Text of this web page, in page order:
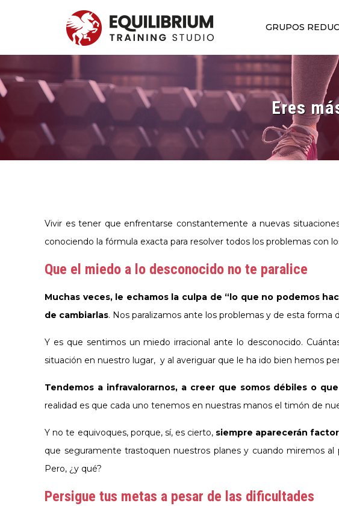
GRUPOS
Eres
Vivir es tener que enfrentarse constantemente a nuevas
conociendo la fórmula exacta para resolver todos los problemas con
Que el miedo a lo desconocido no te paralice
Muchas veces, le echamos la culpa de “lo que no podemos
de cambiarlas. Nos paralizamos ante los problemas y de esta
Y es que sentimos un miedo irracional ante lo desconocido.
situación en nuestro lugar, y al averiguar que le ha ido bien hemos
Tendemos a infravalorarnos, a creer que somos débiles o
realidad es que cada uno tenemos en nuestras manos el timón de
Y no te equivoques, porque, sí, es cierto,siempre aparecerán
que seguramente trastoquen nuestros planes y cuando miremos
Pero, ¿y qué?
Persigue tus metas a pesar de las dificultades